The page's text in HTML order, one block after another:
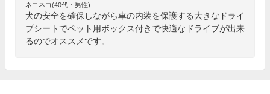
ネコネコ(40代・男性)
犬の安全を確保しながら車の内装を保護する大きなドライ
ブシートでペット用ボックス付きで快適なドライブが出来
るのでオススメです。